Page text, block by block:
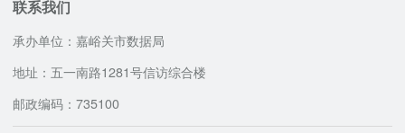
联系我们
承办单位：嘉峪关市数据局
地址：五一南路1281号信访综合楼
邮政编码：735100